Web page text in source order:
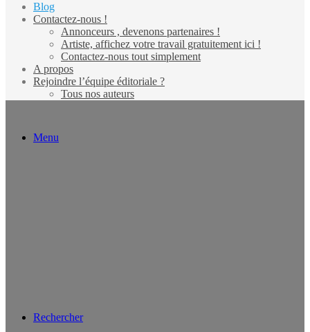
Blog
Contactez-nous !
Annonceurs , devenons partenaires !
Artiste, affichez votre travail gratuitement ici !
Contactez-nous tout simplement
A propos
Rejoindre l’équipe éditoriale ?
Tous nos auteurs
Menu
Rechercher